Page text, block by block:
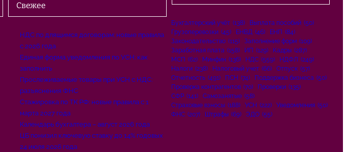
Свежее
НДС по длящимся договорам: новые правила
с 2026 года
Единая форма уведомления по УСН: как
заполнить
Прослеживаемые товары при УСН с НДС:
разъяснения ФНС
Стажировка по ТК РФ: новые правила с 1
марта 2027 года
Календарь бухгалтера – август 2026 года
ЦБ понизил ключевую ставку до 14% годовых
24 июля 2026 года
Бухгалтерский учёт (138) Выплата пособий (50)
Грузоперевозки (45) ЕНВД (46) ЕНП (84)
Законодательство (115) Заполнение форм (109)
Заработная плата (158) ИП (129) Кадры (287)
МСП (62) Минфин (136) НДС (559) НДФЛ (249)
Налоги (238) Налоговый учет (66) Отпуск (57)
Отчетность (491) ПСН (74) Поддержка бизнеса (50)
Проверка контрагентов (70) Проверки (135)
СФР (141) Самозанятые (58)
Страховые взносы (188) УСН (222) Уведомления (50)
ФНС (207) Штрафы (69) ЭДО (55)